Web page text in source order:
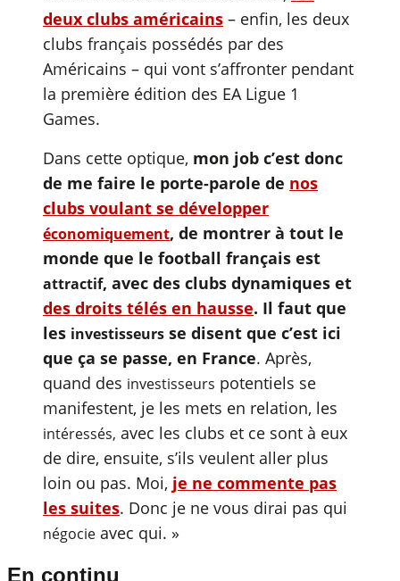
deux clubs américains – enfin, les deux
clubs français possédés par des
Américains – qui vont s’affronter pendant
la première édition des EA Ligue 1
Games.
Dans cette optique, mon job c’est donc
de me faire le porte-parole de nos
clubs voulant se développer
économiquement, de montrer à tout le
monde que le football français est
attractif, avec des clubs dynamiques et
des droits télés en hausse. Il faut que
les investisseurs se disent que c’est ici
que ça se passe, en France. Après,
quand des investisseurs potentiels se
manifestent, je les mets en relation, les
intéressés, avec les clubs et ce sont à eux
de dire, ensuite, s’ils veulent aller plus
loin ou pas. Moi, je ne commente pas
les suites. Donc je ne vous dirai pas qui
négocie avec qui. »
En continu